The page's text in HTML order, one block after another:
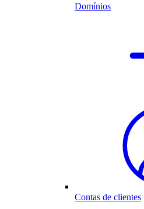
Domínios
Contas de clientes